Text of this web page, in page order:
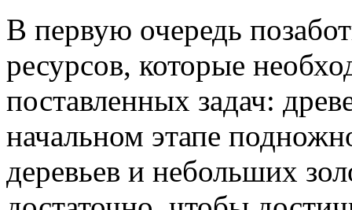
В первую очередь
ресурсов, которые
поставленных задач:
начальном этапе
деревьев и небольших